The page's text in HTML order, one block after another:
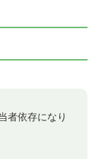
者依存になり